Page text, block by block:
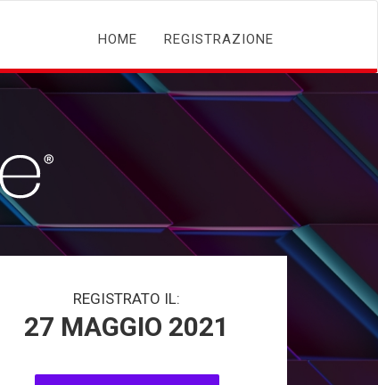
HOME REGISTRAZIONE
REGISTRATO IL:
27 MAGGIO 2021